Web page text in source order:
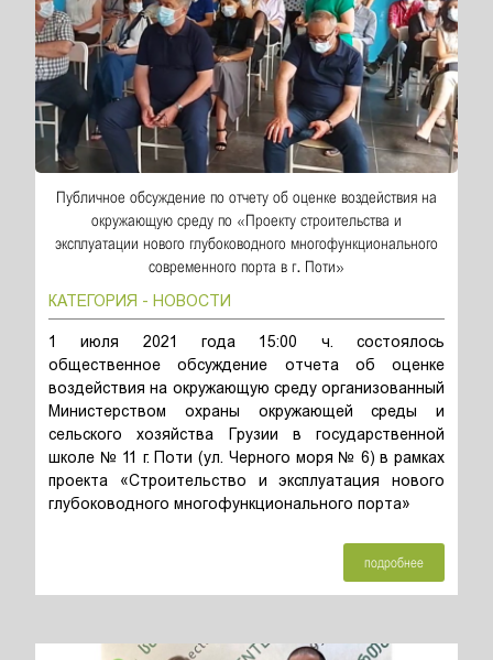
Публичное обсуждение по отчету об оценке воздействия на
окружающую среду по «Проекту строительства и
эксплуатации нового глубоководного многофункционального
современного порта в г. Поти»
КАТЕГОРИЯ - НОВОСТИ
1 июля 2021 года 15:00 ч. состоялось
общественное обсуждение отчета об оценке
воздействия на окружающую среду организованный
Министерством охраны окружающей среды и
сельского хозяйства Грузии в государственной
школе № 11 г. Поти (ул. Черного моря № 6) в рамках
проекта «Строительство и эксплуатация нового
глубоководного многофункционального порта»
подробнее